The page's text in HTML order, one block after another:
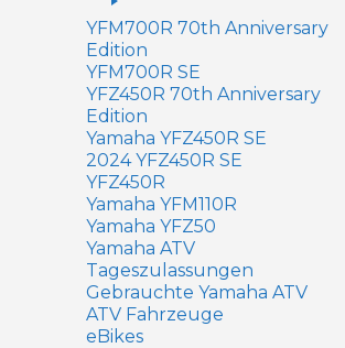
YFM700R 70th Anniversary
Edition
YFM700R SE
YFZ450R 70th Anniversary
Edition
Yamaha YFZ450R SE
2024 YFZ450R SE
YFZ450R
Yamaha YFM110R
Yamaha YFZ50
Yamaha ATV
Tageszulassungen
Gebrauchte Yamaha ATV
ATV Fahrzeuge
eBikes